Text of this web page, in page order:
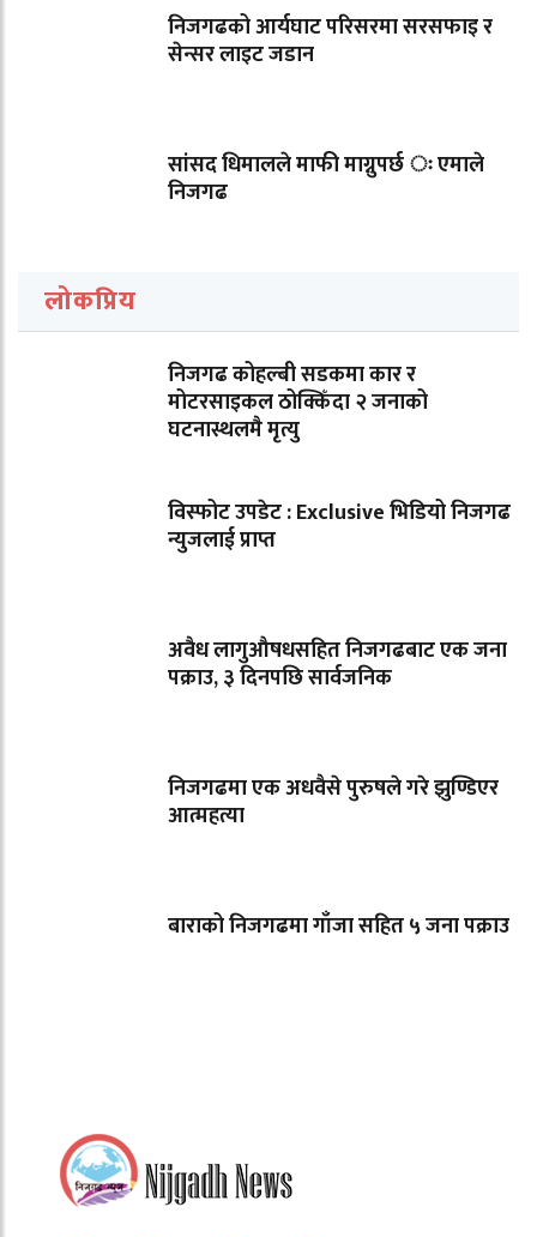
निजगढको आर्यघाट परिसरमा सरसफाइ र
सेन्सर लाइट जडान
सांसद धिमालले माफी माग्नुपर्छ ः एमाले
निजगढ
लोकप्रिय
निजगढ कोहल्बी सडकमा कार र
मोटरसाइकल ठोक्किँदा २ जनाको
घटनास्थलमै मृत्यु
विस्फोट उपडेट : Exclusive भिडियो निजगढ
न्युजलाई प्राप्त
अवैध लागुऔषधसहित निजगढबाट एक जना
पक्राउ, ३ दिनपछि सार्वजनिक
निजगढमा एक अधवैसे पुरुषले गरे झुण्डिएर
आत्महत्या
बाराको निजगढमा गाँजा सहित ५ जना पक्राउ